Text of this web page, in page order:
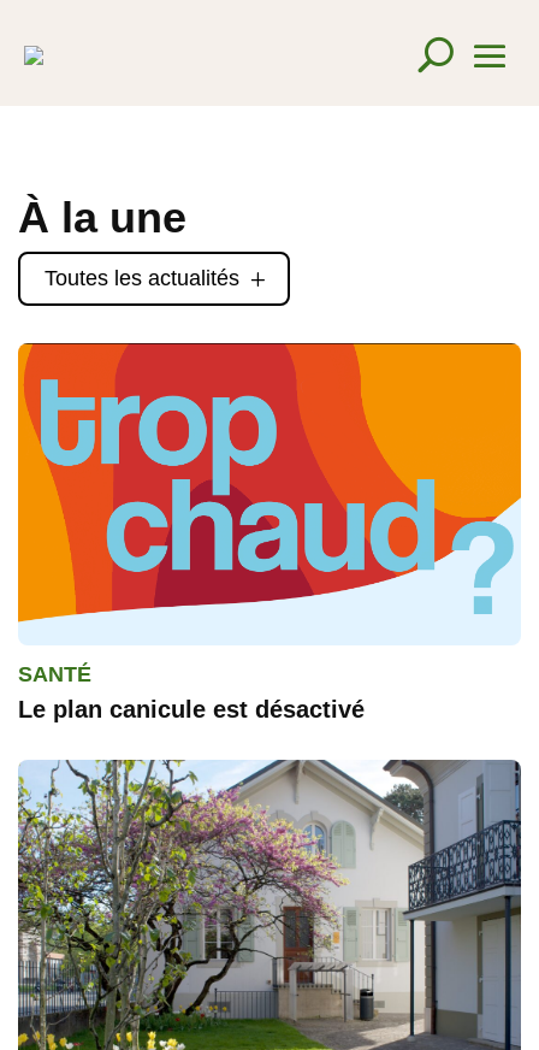
À la une
L
Toutes les actualités
SANTÉ
Le plan canicule est désactivé